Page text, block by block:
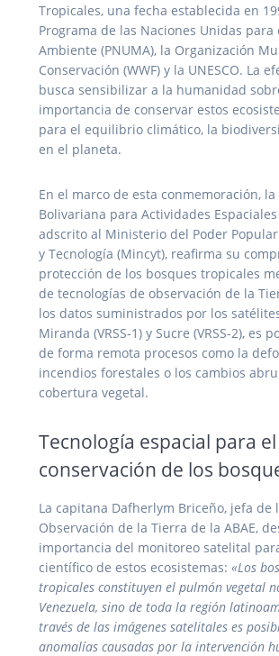
Tropicales, una fecha establecida en
Programa de las Naciones Unidas para
Ambiente (PNUMA), la Organización
Conservación (WWF) y la UNESCO. La
busca sensibilizar a la humanidad
importancia de conservar estos
para el equilibrio climático, la
en el planeta.
En el marco de esta conmemoración, la
Bolivariana para Actividades Espaciales
adscrito al Ministerio del Poder
y Tecnología (Mincyt), reafirma su
protección de los bosques tropicales
de tecnologías de observación de la
los datos suministrados por los
Miranda (VRSS-1) y Sucre (VRSS-2), es
de forma remota procesos como la
incendios forestales o los cambios
cobertura vegetal.
Tecnología espacial para
conservación de los
La capitana Dafherlym Briceño, jefa de
Observación de la Tierra de la ABAE,
importancia del monitoreo satelital
científico de estos ecosistemas: «Los
tropicales constituyen el pulmón vegetal
Venezuela, sino de toda la región
través de las imágenes satelitales es
anomalías causadas por la intervención